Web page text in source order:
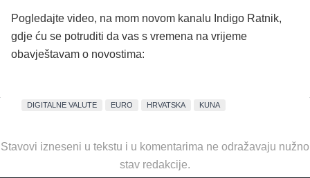
Pogledajte video, na mom novom kanalu Indigo Ratnik,
gdje ću se potruditi da vas s vremena na vrijeme
obavještavam o novostima:
DIGITALNE VALUTE EURO HRVATSKA KUNA
Stavovi izneseni u tekstu i u komentarima ne odražavaju nužno
stav redakcije.